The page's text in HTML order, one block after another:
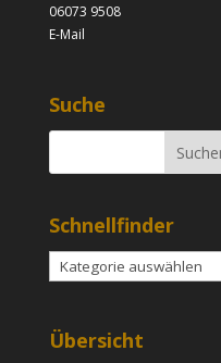
06073 9508
E-Mail
Suche
Schnellfinder
Schnellfinder
Übersicht